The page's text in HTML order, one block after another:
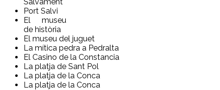
Port Salvi
El museu
de història
El museu del juguet
La mítica pedra a Pedralta
El Casino de la Constancia
La platja de Sant Pol
La platja de la Conca
La platja de la Conca